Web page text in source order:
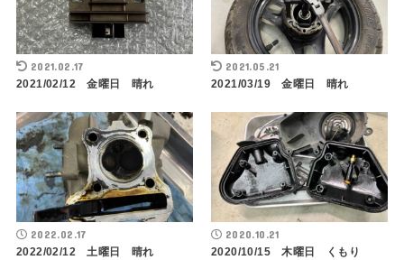
2021.02.17
2021/02/12 金曜日 晴れ
2021.05.21
2021/03/19 金曜日 晴れ
2022.02.17
2022/02/12 土曜日 晴れ
2020.10.21
2020/10/15 木曜日 くもり